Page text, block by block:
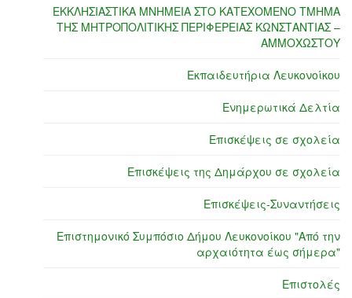
ΕΚΚΛΗΣΙΑΣΤΙΚΑ ΜΝΗΜΕΙΑ ΣΤΟ ΚΑΤΕΧΟΜΕΝΟ ΤΜΗΜΑ
ΤΗΣ ΜΗΤΡΟΠΟΛΙΤΙΚΗΣ ΠΕΡΙΦΕΡΕΙΑΣ ΚΩΝΣΤΑΝΤΙΑΣ –
ΑΜΜΟΧΩΣΤΟΥ
Εκπαιδευτήρια Λευκονοίκου
Ενημερωτικά Δελτία
Επισκέψεις σε σχολεία
Επισκέψεις της Δημάρχου σε σχολεία
Επισκέψεις-Συναντήσεις
Επιστημονικό Συμπόσιο Δήμου Λευκονοίκου "Από την
αρχαιότητα έως σήμερα"
Επιστολές